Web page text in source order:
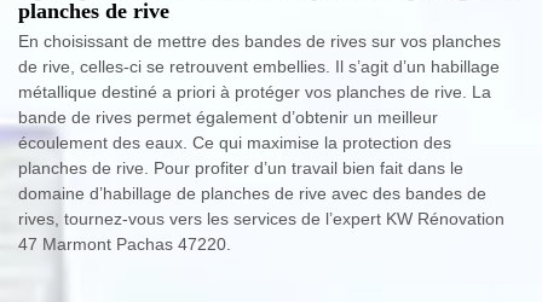
planches de rive
En choisissant de mettre des bandes de rives sur vos planches
de rive, celles-ci se retrouvent embellies. Il s’agit d’un habillage
métallique destiné a priori à protéger vos planches de rive. La
bande de rives permet également d’obtenir un meilleur
écoulement des eaux. Ce qui maximise la protection des
planches de rive. Pour profiter d’un travail bien fait dans le
domaine d’habillage de planches de rive avec des bandes de
rives, tournez-vous vers les services de l’expert KW Rénovation
47 Marmont Pachas 47220.